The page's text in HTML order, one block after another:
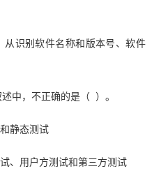
从识别软件名称和版本号、软件
中，不正确的是（ ）。
静态测试
、用户方测试和第三方测试